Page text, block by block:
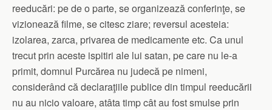
reeducări: pe de o parte, se organizează conferinţe, se
vizionează filme, se citesc ziare; reversul acesteia:
izolarea, zarca, privarea de medicamente etc. Ca unul
trecut prin aceste ispitiri ale lui satan, pe care nu le-a
primit, domnul Purcărea nu judecă pe nimeni,
considerând că declaraţiile publice din timpul reeducării
nu au nicio valoare, atâta timp cât au fost smulse prin